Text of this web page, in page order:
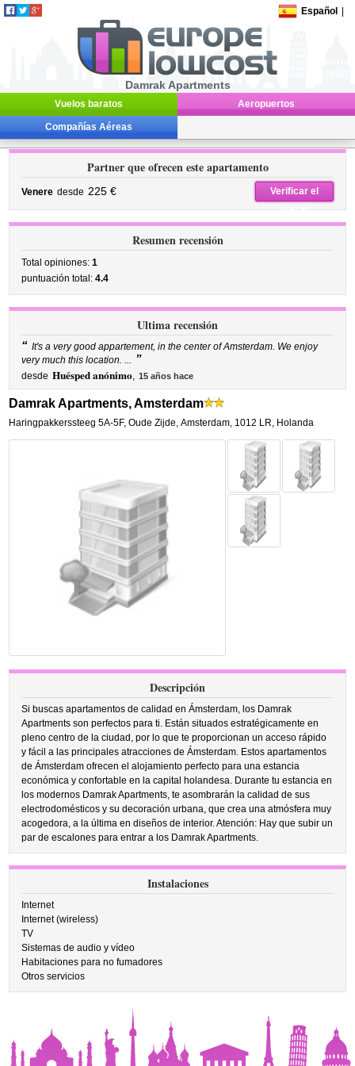
Español
Damrak Apartments
Vuelos baratos Aeropuertos
Compañías Aéreas
Partner que ofrecen este apartamento
Venere desde 225 €
Verificar el
precio
Resumen recensión
Total opiniones:1
puntuación total:4.4
Ultima recensión
“ It's a very good appartement, in the center of Amsterdam. We enjoy
very much this location. ... ”
desde Huésped anónimo, 15 años hace
Damrak Apartments, Amsterdam
Haringpakkerssteeg 5A-5F,Oude Zijde, Amsterdam, 1012 LR, Holanda
Descripción
Si buscas apartamentos de calidad en Ámsterdam, los Damrak
Apartments son perfectos para ti. Están situados estratégicamente en
pleno centro de la ciudad, por lo que te proporcionan un acceso rápido
y fácil a las principales atracciones de Ámsterdam. Estos apartamentos
de Ámsterdam ofrecen el alojamiento perfecto para una estancia
económica y confortable en la capital holandesa. Durante tu estancia en
los modernos Damrak Apartments, te asombrarán la calidad de sus
electrodomésticos y su decoración urbana, que crea una atmósfera muy
acogedora, a la última en diseños de interior. Atención: Hay que subir un
par de escalones para entrar a los Damrak Apartments.
Instalaciones
Internet
Internet (wireless)
TV
Sistemas de audio y vídeo
Habitaciones para no fumadores
Otros servicios